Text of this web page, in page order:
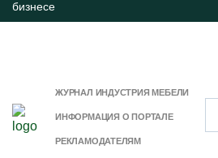
бизнесе
ЖУРНАЛ ИНДУСТРИЯ МЕБЕЛИ
ИНФОРМАЦИЯ О ПОРТАЛЕ
РЕКЛАМОДАТЕЛЯМ